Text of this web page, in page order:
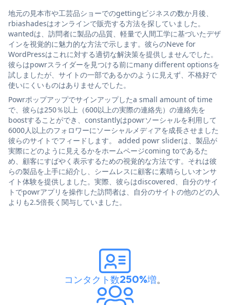
地元の見本市や工芸品ショーでのgettingビジネスの数か月後、
rbiashadesはオンラインで販売する方法を探していました。
wantedは、訪問者に製品の品質、軽量で人間工学に基づいたデザ
インを視覚的に魅力的な方法で示します。彼らのNeve for
WordPressはこれに対する適切な解決策を提供しませんでした。
彼らはpowrスライダーを見つける前にmany different optionsを
試しましたが、サイトの一部であるかのように見えず、不格好で
使いにくいものはありませんでした。
Powrポップアップでサインアップしたa small amount of time
で、彼らは250％以上（600以上の実際の連絡先）の連絡先を
boostすることができ、constantlyはpowrソーシャルを利用して
6000人以上のフォロワーにソーシャルメディアを成長させました
彼らのサイトでフィードします。 added powr sliderは、製品が
実際にどのように見えるかをホームページcoming toであるた
め、顧客にすばやく表示するための視覚的な方法です。それは彼
らの製品を上手に紹介し、シームレスに顧客に素晴らしいオンサ
イト体験を提供しました。実際、彼らはdiscovered、自分のサイ
トでpowrアプリを操作した訪問者は、自分のサイトの他のどの人
よりも2.5倍長く関与していました。
コンタクト数250%増。